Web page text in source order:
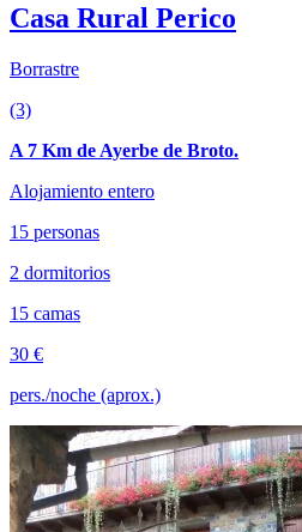
Casa Rural Perico
Borrastre
(3)
A 7 Km de Ayerbe de Broto.
Alojamiento entero
15 personas
2 dormitorios
15 camas
30 €
pers./noche (aprox.)